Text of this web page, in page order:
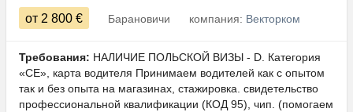
от 2 800 € Барановичи компания: Векторком
Требования: НАЛИЧИЕ ПОЛЬСКОЙ ВИЗЫ - D. Категория
«СЕ», карта водителя Принимаем водителей как с опытом
так и без опыта на магазинах, стажировка. свидетельство
профессиональной квалификации (КОД 95), чип. (помогаем